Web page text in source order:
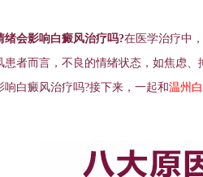
绪会影响白癜风治疗吗?在医学治疗中
患者而言，不良的情绪状态，如焦虑
白癜风治疗吗?接下来，一起和温州